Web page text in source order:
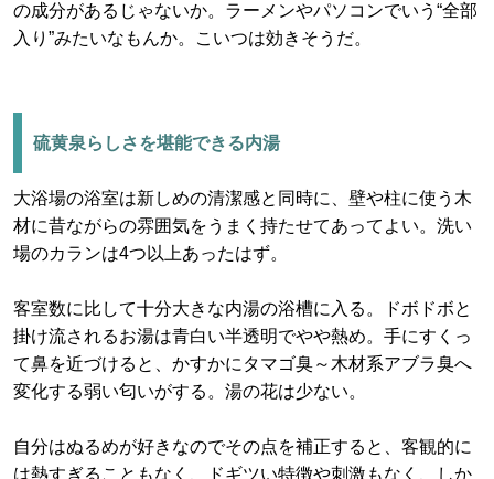
の成分があるじゃないか。ラーメンやパソコンでいう“全部
入り”みたいなもんか。こいつは効きそうだ。
硫黄泉らしさを堪能できる内湯
大浴場の浴室は新しめの清潔感と同時に、壁や柱に使う木
材に昔ながらの雰囲気をうまく持たせてあってよい。洗い
場のカランは4つ以上あったはず。
客室数に比して十分大きな内湯の浴槽に入る。ドボドボと
掛け流されるお湯は青白い半透明でやや熱め。手にすくっ
て鼻を近づけると、かすかにタマゴ臭～木材系アブラ臭へ
変化する弱い匂いがする。湯の花は少ない。
自分はぬるめが好きなのでその点を補正すると、客観的に
は熱すぎることもなく、ドギツい特徴や刺激もなく、しか